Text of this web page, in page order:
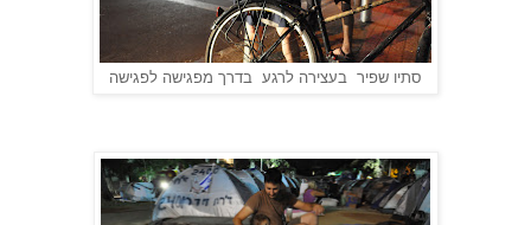
סתיו שפיר בעצירה לרגע בדרך מפגישה לפגישה